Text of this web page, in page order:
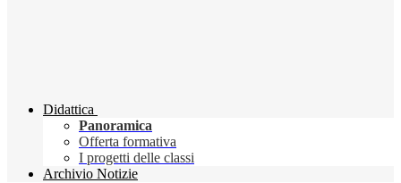
Didattica
Panoramica
Offerta formativa
I progetti delle classi
Archivio Notizie